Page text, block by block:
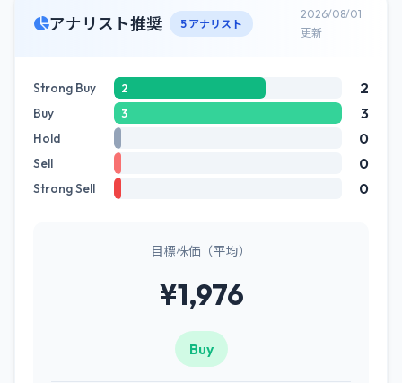
アナリスト推奨 5 アナリスト
2026/08/01
更新
Strong Buy 2 2
Buy 3 3
Hold 0
Sell 0
Strong Sell 0
目標株価（平均）
¥1,976
Buy